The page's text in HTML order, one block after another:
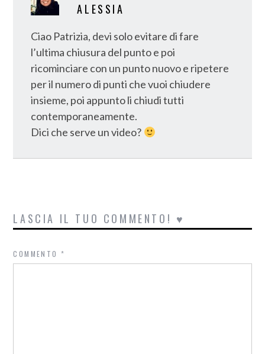
ALESSIA
Ciao Patrizia, devi solo evitare di fare
l’ultima chiusura del punto e poi
ricominciare con un punto nuovo e ripetere
per il numero di punti che vuoi chiudere
insieme, poi appunto li chiudi tutti
contemporaneamente.
Dici che serve un video?
LASCIA IL TUO COMMENTO! ♥
COMMENTO*